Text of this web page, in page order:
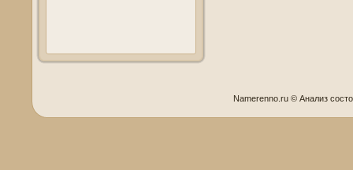
Namerenno.ru © Анализ